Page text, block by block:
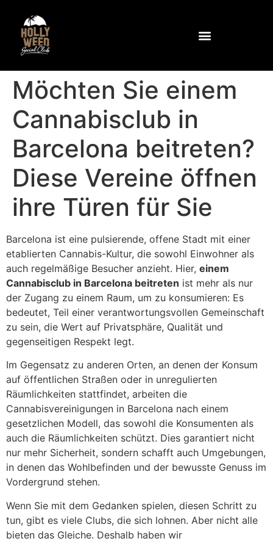
Möchten Sie einem
Cannabisclub in
Barcelona beitreten?
Diese Vereine öffnen
ihre Türen für Sie
Barcelona ist eine pulsierende, offene Stadt mit einer
etablierten Cannabis-Kultur, die sowohl Einwohner als
auch regelmäßige Besucher anzieht. Hier, einem
Cannabisclub in Barcelona beitreten ist mehr als nur
der Zugang zu einem Raum, um zu konsumieren: Es
bedeutet, Teil einer verantwortungsvollen Gemeinschaft
zu sein, die Wert auf Privatsphäre, Qualität und
gegenseitigen Respekt legt.
Im Gegensatz zu anderen Orten, an denen der Konsum
auf öffentlichen Straßen oder in unregulierten
Räumlichkeiten stattfindet, arbeiten die
Cannabisvereinigungen in Barcelona nach einem
gesetzlichen Modell, das sowohl die Konsumenten als
auch die Räumlichkeiten schützt. Dies garantiert nicht
nur mehr Sicherheit, sondern schafft auch Umgebungen,
in denen das Wohlbefinden und der bewusste Genuss im
Vordergrund stehen.
Wenn Sie mit dem Gedanken spielen, diesen Schritt zu
tun, gibt es viele Clubs, die sich lohnen. Aber nicht alle
bieten das Gleiche. Deshalb haben wir